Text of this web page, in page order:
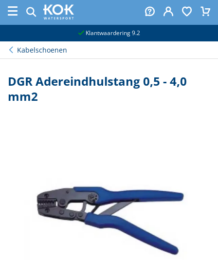
Klantwaardering 9.2
Kabelschoenen
DGR Adereindhulstang 0,5 - 4,0
mm2